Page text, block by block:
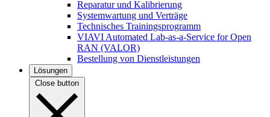
Reparatur und Kalibrierung
Systemwartung und Verträge
Technisches Trainingsprogramm
VIAVI Automated Lab-as-a-Service for Open
RAN (VALOR)
Bestellung von Dienstleistungen
Lösungen
Close button